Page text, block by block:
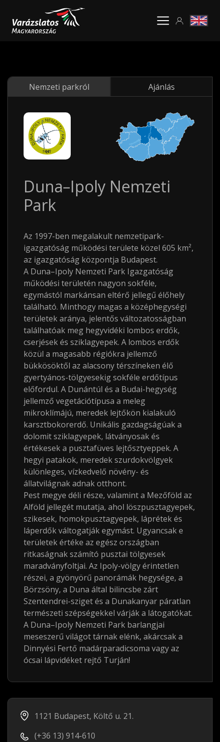
Nemzeti parkról Ajánlás
Duna–Ipoly Nemzeti
Park
Az 1997-ben megalakult nemzetipark-
igazgatóság működési területe közel 605 km²,
az igazgatóság központja Budapest.
A Duna–Ipoly Nemzeti Park Igazgatóság
működési területén nagyon sokféle,
egymástól markánsan eltérő jellegű élőhely
található. Minthogy magas a középhegységi
területek aránya, jelentős változatosságban
találhatóak meg hegyvidéki lombos erdők,
cserjések és sziklagyepek. A lombos erdők
közül a magasabb régiókra jellemző
bükkösöktől az alacsony térszíneken élő
gyertyános-tölgyesekig sokféle erdőtípus
előfordul. A Dunántúl és a Budai-hegység
jellemző vegetációtípusa a meleg
mikroklímájú, meredek lejtőkön kialakuló
karsztbokorerdő. Unikális gazdagságúak a
dolomit sziklagyepek, látványosak és
értékesek a pusztafüves lejtősztyeppek. A
hegyi patakok, meredek szurdokvölgyek
különleges, vízkedvelő növény- és
állatvilágnak adnak otthont.
Pest megye déli része, valamint a Mezőföld az
Alföld jellegét mutatja, ahol löszpusztagyepek,
szikesek, homokpusztagyepek, láprétek és
láperdők váltogatják egymást. Ugyancsak e
területek értéke az egész országban
ritkaságnak számító pusztai tölgyesek
maradványfoltjai. Az Ipoly-völgy érintetlen
részei, a gyönyörű panorámák hegysége, a
Börzsöny, a Duna által bilincsbe zárt
Szentendrei-sziget és a Dunakanyar páratlan
természeti szépségekkel várják a látogatókat.
A Duna–Ipoly Nemzeti Park barlangjai
meseszerű világot tárnak elénk, akárcsak a
Dinnyési Fertő madárparadicsoma vagy az
ócsai lápvidéket rejtő Turján!
1121 Budapest, Költő u. 21.
(+36 13) 914-610